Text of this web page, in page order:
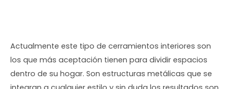
Actualmente este tipo de cerramientos interiores son
los que más aceptación tienen para dividir espacios
dentro de su hogar. Son estructuras metálicas que se